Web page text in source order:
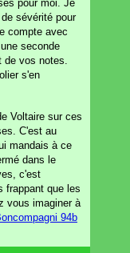
pour moi. Je
sévérité pour
compte avec
seconde
vos notes.
s'en
Voltaire sur ces
C'est au
mandais à ce
dans le
c'est
frappant que les
vous imaginer à
94b